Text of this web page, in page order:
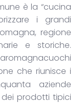
è la “cucina
i grandi
regione
e storiche.
che riunisce i
aziende
prodotti tipici